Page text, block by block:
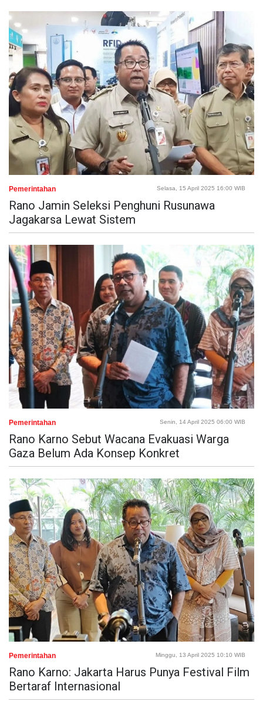
Pemerintahan Selasa, 15 April 2025 16:00 WIB
Rano Jamin Seleksi Penghuni Rusunawa
Jagakarsa Lewat Sistem
Pemerintahan Senin, 14 April 2025 06:00 WIB
Rano Karno Sebut Wacana Evakuasi Warga
Gaza Belum Ada Konsep Konkret
Pemerintahan Minggu, 13 April 2025 10:10 WIB
Rano Karno: Jakarta Harus Punya Festival Film
Bertaraf Internasional